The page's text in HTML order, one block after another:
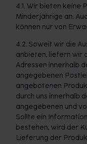
4.1. Wir bieten keine
Minderjährige an.
können nur von
4.2. Soweit wir die
anbieten, liefern wir
Adressen innerhalb
angegebenen
angebotenen
durch uns innerhalb
angegebenen und
Sollte ein
bestehen, wird der
Lieferung der